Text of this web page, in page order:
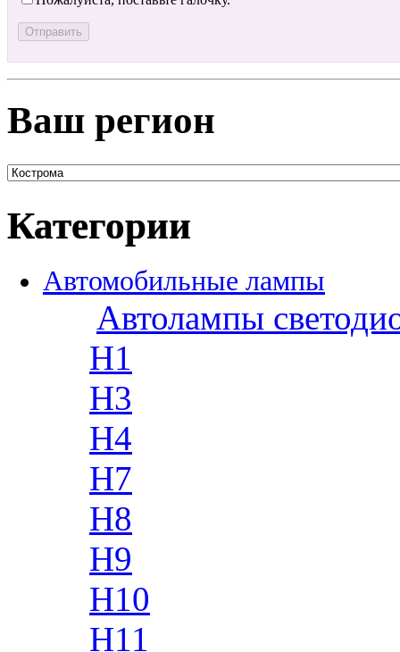
Ваш регион
Категории
Автомобильные лампы
Автолампы
H1
H3
H4
H7
H8
H9
H10
H11